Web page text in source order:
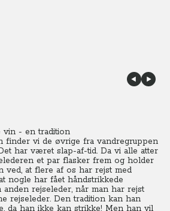
vin - en tradition
finder vi de øvrige fra vandregruppen
har været slap-af-tid. Da vi alle atter
et par flasker frem og holder
ved, at flere af os har rejst med
nogle har fået håndstrikkede
rejseleder, når man har rejst
rejseleder. Den tradition kan han
da han ikke kan strikke! Men han vil